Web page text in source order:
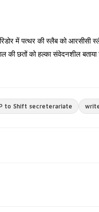
में पत्थर की स्लैब को
की छतों को हल्का संवेदनशील बताया
to Shift secreterariate